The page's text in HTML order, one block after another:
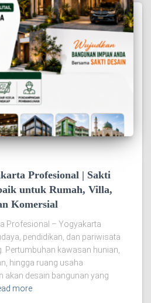
Profesional | Sakti
untuk Rumah, Villa,
Komersial
Profesional – Yogyakarta
pendidikan, dan pariwisata
Pertumbuhan kawasan hunian,
hingga ruang usaha
akan desain bangunan yang
more